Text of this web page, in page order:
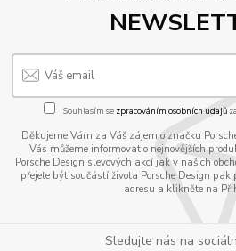
Souhlasím se zpracováním osobních údajů
Děkujeme Vám za Váš zájem o značku
Vás můžeme informovat o nejnovějších
Porsche Design slevových akcí jak v našich
přejete být součástí života Porsche Design
adresu a klikněte na
Sledujte nás na